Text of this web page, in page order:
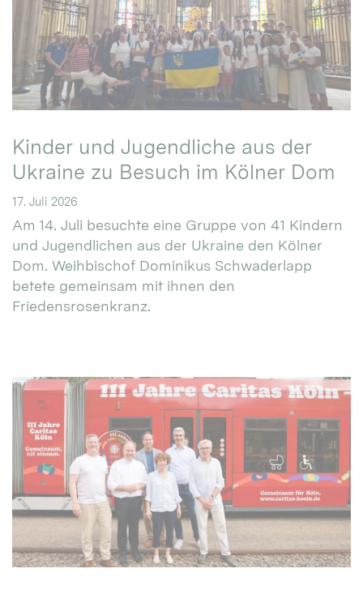
Kinder und Jugendliche aus der
Ukraine zu Besuch im Kölner Dom
17. Juli 2026
Am 14. Juli besuchte eine Gruppe von 41 Kindern
und Jugendlichen aus der Ukraine den Kölner
Dom. Weihbischof Dominikus Schwaderlapp
betete gemeinsam mit ihnen den
Friedensrosenkranz.